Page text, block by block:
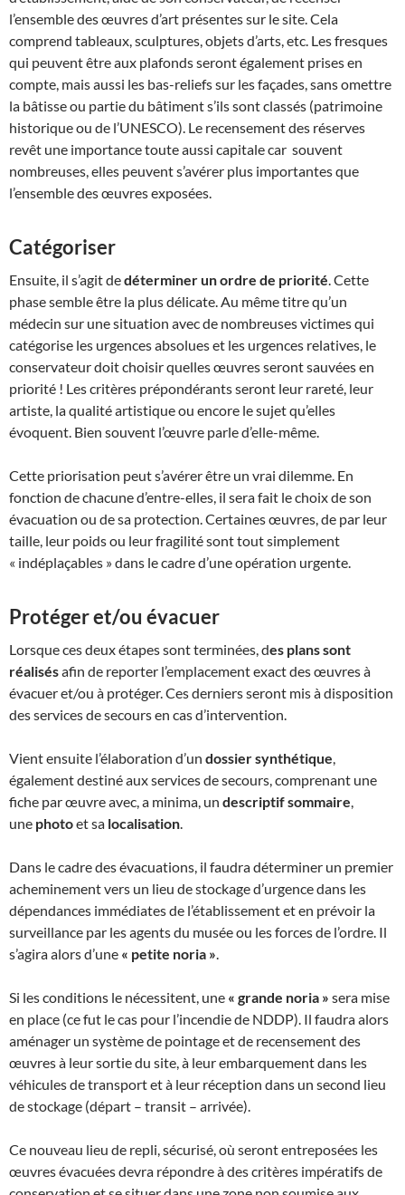
l’ensemble des œuvres d’art présentes sur le site. Cela
comprend tableaux, sculptures, objets d’arts, etc. Les fresques
qui peuvent être aux plafonds seront également prises en
compte, mais aussi les bas-reliefs sur les façades, sans omettre
la bâtisse ou partie du bâtiment s’ils sont classés (patrimoine
historique ou de l’UNESCO). Le recensement des réserves
revêt une importance toute aussi capitale car souvent
nombreuses, elles peuvent s’avérer plus importantes que
l’ensemble des œuvres exposées.
Catégoriser
Ensuite, il s’agit dedéterminer un ordre de priorité . Cette
phase semble être la plus délicate. Au même titre qu’un
médecin sur une situation avec de nombreuses victimes qui
catégorise les urgences absolues et les urgences relatives, le
conservateur doit choisir quelles œuvres seront sauvées en
priorité ! Les critères prépondérants seront leur rareté, leur
artiste, la qualité artistique ou encore le sujet qu’elles
évoquent. Bien souvent l’œuvre parle d’elle-même.
Cette priorisation peut s’avérer être un vrai dilemme. En
fonction de chacune d’entre-elles, il sera fait le choix de son
évacuation ou de sa protection. Certaines œuvres, de par leur
taille, leur poids ou leur fragilité sont tout simplement
« indéplaçables » dans le cadre d’une opération urgente.
Protéger et/ou évacuer
Lorsque ces deux étapes sont terminées, des plans sont
réalisésafin de reporter l’emplacement exact des œuvres à
évacuer et/ou à protéger. Ces derniers seront mis à disposition
des services de secours en cas d’intervention.
Vient ensuite l’élaboration d’un dossier synthétique
également destiné aux services de secours, comprenant une
fiche par œuvre avec, a minima, un descriptifsommaire
une photoet sa localisation
Dans le cadre des évacuations, il faudra déterminer un premier
acheminement vers un lieu de stockage d’urgence dans les
dépendances immédiates de l’établissement et en prévoir la
surveillance par les agents du musée ou les forces de l’ordre. Il
s’agira alors d’une « petite noria »
Si les conditions le nécessitent, une « grande noria » sera mise
en place (ce fut le cas pour l’incendie de NDDP). Il faudra alors
aménager un système de pointage et de recensement des
œuvres à leur sortie du site, à leur embarquement dans les
véhicules de transport et à leur réception dans un second lieu
de stockage (départ – transit – arrivée).
Ce nouveau lieu de repli, sécurisé, où seront entreposées les
œuvres évacuées devra répondre à des critères impératifs de